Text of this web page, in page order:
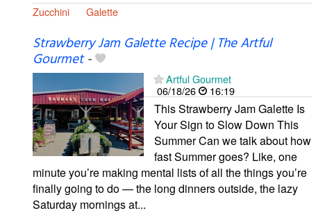
Zucchini Galette
Strawberry Jam Galette Recipe | The Artful
Gourmet-
Artful Gourmet
06/18/26
16:19
This Strawberry Jam Galette Is
Your Sign to Slow Down This
Summer Can we talk about how
fast Summer goes? Like, one
minute you’re making mental lists of all the things you’re
finally going to do — the long dinners outside, the lazy
Saturday mornings at...